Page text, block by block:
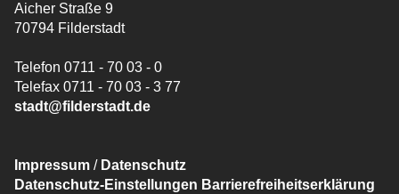
Aicher Straße 9
70794 Filderstadt
Telefon 0711 - 70 03 - 0
Telefax 0711 - 70 03 - 3 77
stadt@filderstadt.de
Impressum / Datenschutz
Datenschutz-Einstellungen Barrierefreiheitserklärung